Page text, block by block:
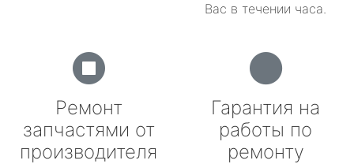
Вас в течении часа.
Ремонт
запчастями от
производителя
Гарантия на
работы по
ремонту